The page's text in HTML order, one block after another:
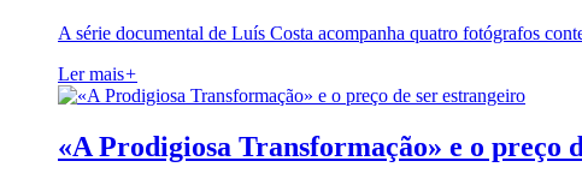
A série documental de Luís Costa acompanha quatro fotógrafos
Ler mais+
«A Prodigiosa Transformação» e o preço